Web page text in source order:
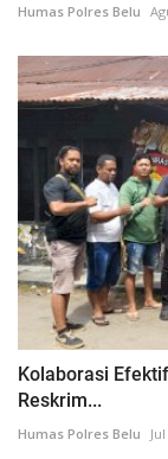
Humas Polres Belu
Kolaborasi
Reskrim...
Humas Polres Belu